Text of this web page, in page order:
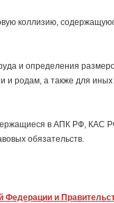
коллизию,
и определения
и родам, а также для
в АПК РФ, КАС
обязательств.
Федерации и